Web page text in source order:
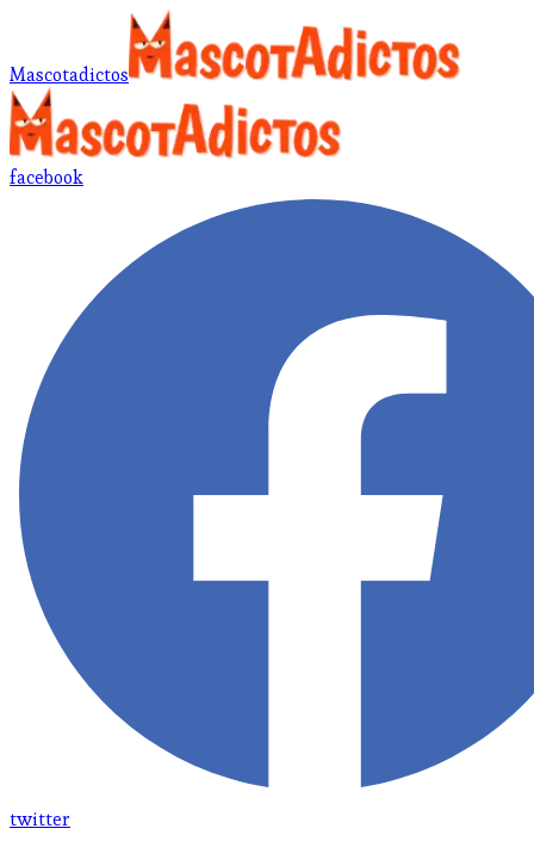
Mascotadictos
facebook
twitter